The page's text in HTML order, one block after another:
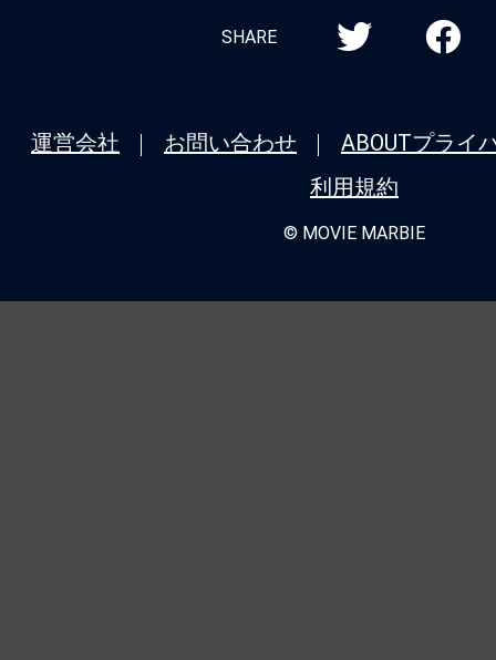
SHARE
運営会社 お問い合わせ ABOUTプライ
利用規約
© MOVIE MARBIE